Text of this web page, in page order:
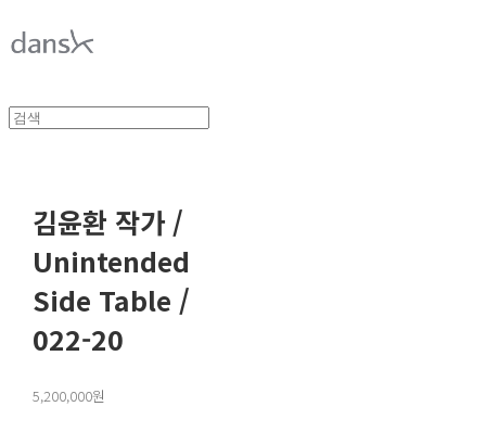
김윤환 작가 /
Unintended
Side Table /
022-20
5,200,000원